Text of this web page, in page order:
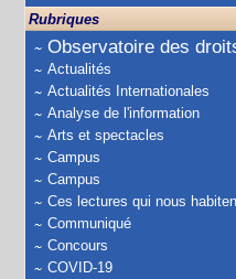
Rubriques
Observatoire des
Actualités
Actualités Internationales
Analyse de l'information
Arts et spectacles
Campus
Campus
Ces lectures qui nous
Communiqué
Concours
COVID-19